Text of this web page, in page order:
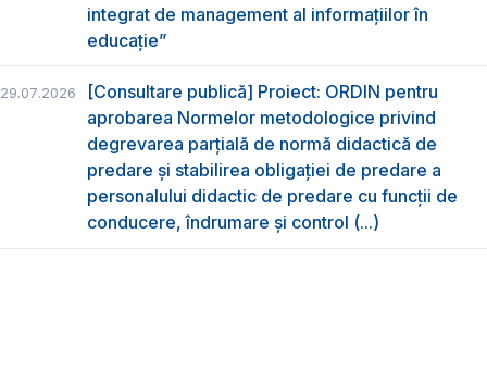
integrat de management al informațiilor în
educație”
29.07.2026
[Consultare publică] Proiect: ORDIN pentru
aprobarea Normelor metodologice privind
degrevarea parțială de normă didactică de
predare şi stabilirea obligaţiei de predare a
personalului didactic de predare cu funcții de
conducere, îndrumare și control (...)